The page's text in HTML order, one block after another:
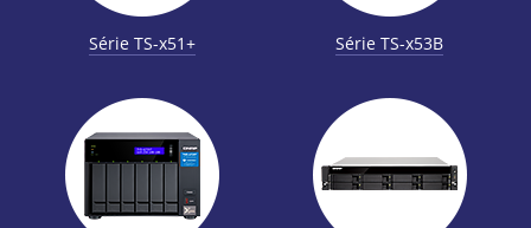
Série TS-x51+ Série TS-x53B